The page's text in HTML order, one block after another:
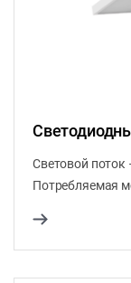
Световой поток
Потребляемая